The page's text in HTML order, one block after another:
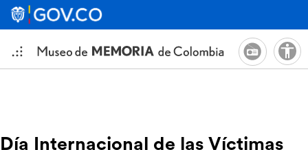
Día Internacional de las Víctimas